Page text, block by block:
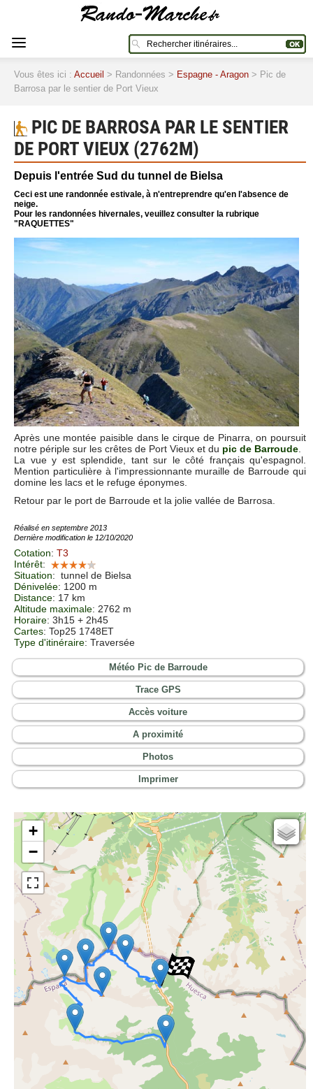
Vous êtes ici : Accueil > Randonnées > Espagne - Aragon > Pic de
Barrosa par le sentier de Port Vieux
PIC DE BARROSA PAR LE SENTIER
DE PORT VIEUX (2762M)
Depuis l'entrée Sud du tunnel de Bielsa
Ceci est une randonnée estivale, à n'entreprendre qu'en l'absence de
neige.
Pour les randonnées hivernales, veuillez consulter la rubrique
"RAQUETTES"
Après une montée paisible dans le cirque de Pinarra, on poursuit
notre périple sur les crêtes de Port Vieux et du pic de Barroude
La vue y est splendide, tant sur le côté français qu'espagnol.
Mention particulière à l'impressionnante muraille de Barroude qui
domine les lacs et le refuge éponymes.
Retour par le port de Barroude et la jolie vallée de Barrosa.
Réalisé en septembre 2013
Dernière modification le 12/10/2020
Cotation: T3
Intérêt:
Situation: tunnel de Bielsa
Dénivelée: 1200 m
Distance: 17 km
Altitude maximale: 2762 m
Horaire: 3h15 + 2h45
Cartes: Top25 1748ET
Type d'itinéraire: Traversée
Météo Pic de Barroude
Trace GPS
Accès voiture
A proximité
Photos
Imprimer
+
−
Cartes IGN
Open Topo Map
Open Street Map
ESRI Word Imagery